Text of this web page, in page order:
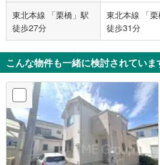
東北本線 「栗橋」駅
徒歩27分
東北本線 「
徒歩31分
こんな物件も一緒に検討されていま